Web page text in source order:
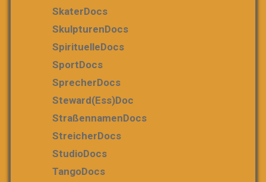
SkaterDocs
SkulpturenDocs
SpirituelleDocs
SportDocs
SprecherDocs
Steward(ess)Doc
StraßennamenDocs
StreicherDocs
StudioDocs
TangoDocs